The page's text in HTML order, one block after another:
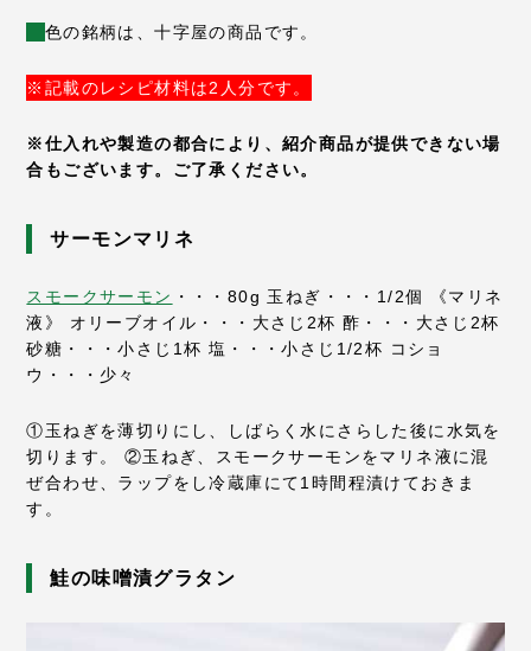
色の銘柄は、十字屋の商品です。
※記載のレシピ材料は2人分です。
※仕入れや製造の都合により、紹介商品が提供できない場
合もございます。ご了承ください。
サーモンマリネ
スモークサーモン ・・・80g 玉ねぎ・・・1/2個
《マリネ
液》
オリーブオイル・・・大さじ2杯 酢・・・大さじ2杯
砂糖・・・小さじ1杯 塩・・・小さじ1/2杯 コショ
ウ・・・少々
①玉ねぎを薄切りにし、しばらく水にさらした後に水気を
切ります。
②玉ねぎ、スモークサーモンをマリネ液に混
ぜ合わせ、ラップをし冷蔵庫にて1時間程漬けておきま
す。
鮭の味噌漬グラタン